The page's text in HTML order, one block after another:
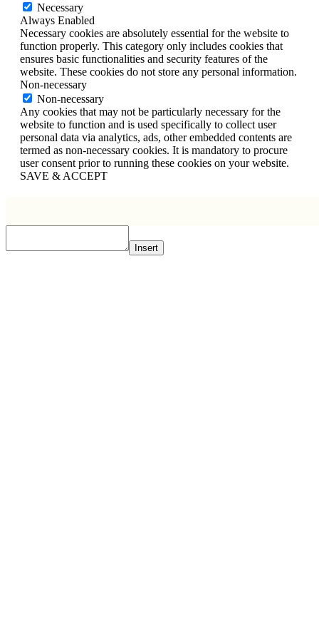
Necessary
Always Enabled
Necessary cookies are absolutely essential for the website to
function properly. This category only includes cookies that
ensures basic functionalities and security features of the
website. These cookies do not store any personal information.
Non-necessary
Non-necessary
Any cookies that may not be particularly necessary for the
website to function and is used specifically to collect user
personal data via analytics, ads, other embedded contents are
termed as non-necessary cookies. It is mandatory to procure
user consent prior to running these cookies on your website.
SAVE & ACCEPT
Insert